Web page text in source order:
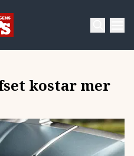
kostar mer